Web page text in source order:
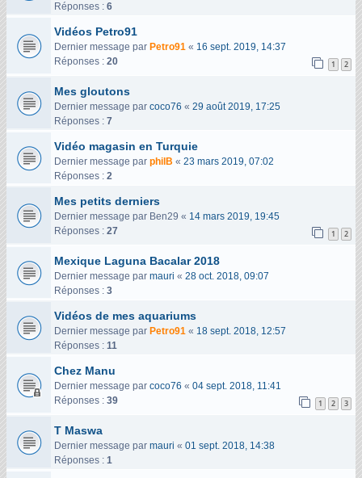
Réponses : 6
Vidéos Petro91
Dernier message par Petro91 « 16 sept. 2019, 14:37
Réponses : 20 1 2
Mes gloutons
Dernier message par coco76 « 29 août 2019, 17:25
Réponses : 7
Vidéo magasin en Turquie
Dernier message par philB « 23 mars 2019, 07:02
Réponses : 2
Mes petits derniers
Dernier message par Ben29 « 14 mars 2019, 19:45
Réponses : 27 1 2
Mexique Laguna Bacalar 2018
Dernier message par mauri « 28 oct. 2018, 09:07
Réponses : 3
Vidéos de mes aquariums
Dernier message par Petro91 « 18 sept. 2018, 12:57
Réponses : 11
Chez Manu
Dernier message par coco76 « 04 sept. 2018, 11:41
Réponses : 39 1 2 3
T Maswa
Dernier message par mauri « 01 sept. 2018, 14:38
Réponses : 1